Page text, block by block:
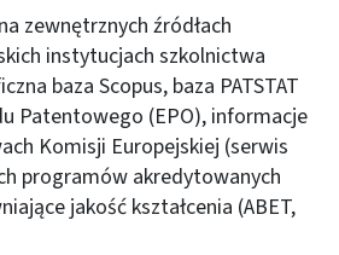
zewnętrznych źródłach
instytucjach szkolnictwa
baza Scopus, baza PATSTAT
Patentowego (EPO), informacje
Komisji Europejskiej (serwis
programów akredytowanych
jakość kształcenia (ABET,